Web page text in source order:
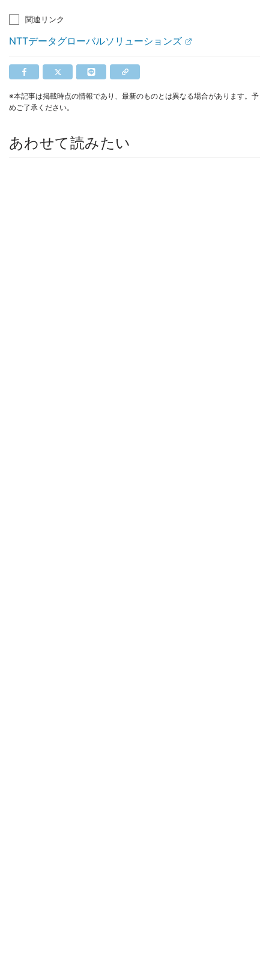
関連リンク
NTTデータグローバルソリューションズ
※本記事は掲載時点の情報であり、最新のものとは異なる場合があります。予
めご了承ください。
あわせて読みたい